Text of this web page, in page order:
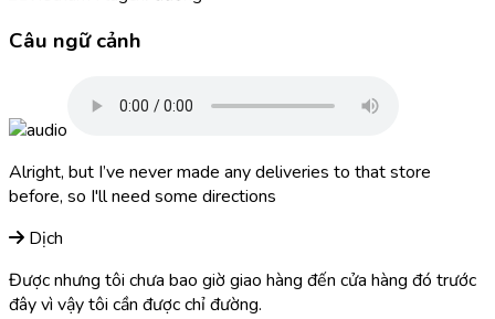
Câu ngữ cảnh
Alright, but I’ve never made any deliveries to that store
before, so I'll need some directions
Dịch
Được nhưng tôi chưa bao giờ giao hàng đến cửa hàng đó trước
đây vì vậy tôi cần được chỉ đường.